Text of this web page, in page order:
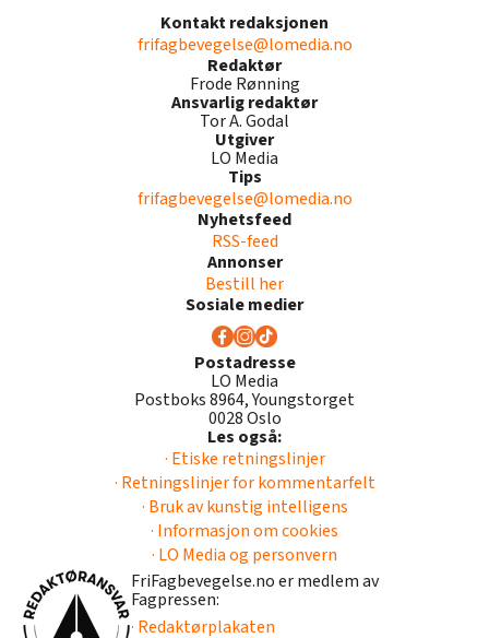
Kontakt redaksjonen
frifagbevegelse@lomedia.no
Redaktør
Frode Rønning
Ansvarlig redaktør
Tor A. Godal
Utgiver
LO Media
Tips
frifagbevegelse@lomedia.no
Nyhetsfeed
RSS-feed
Annonser
Bestill her
Sosiale medier
Postadresse
LO Media
Postboks 8964, Youngstorget
0028 Oslo
Les også:
· Etiske retningslinjer
· Retningslinjer for kommentarfelt
· Bruk av kunstig intelligens
· Informasjon om cookies
· LO Media og personvern
FriFagbevegelse.no er medlem av
Fagpressen:
· Redaktørplakaten